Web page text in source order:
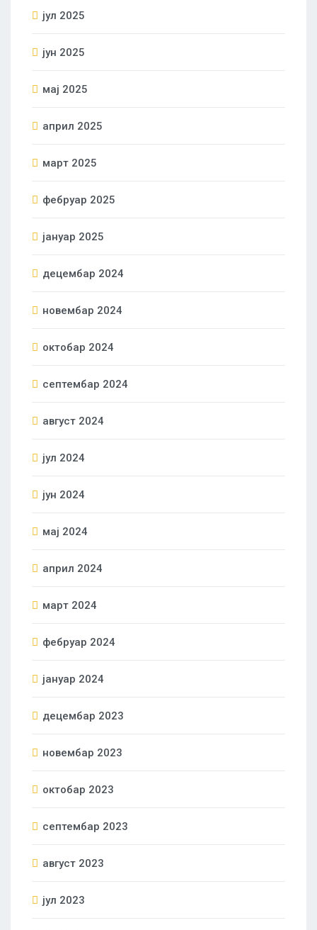
јул 2025
јун 2025
мај 2025
април 2025
март 2025
фебруар 2025
јануар 2025
децембар 2024
новембар 2024
октобар 2024
септембар 2024
август 2024
јул 2024
јун 2024
мај 2024
април 2024
март 2024
фебруар 2024
јануар 2024
децембар 2023
новембар 2023
октобар 2023
септембар 2023
август 2023
јул 2023